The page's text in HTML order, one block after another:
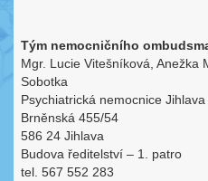
Tým nemocničního
Mgr. Lucie Vitešníková, Anežka
Sobotka
Psychiatrická nemocnice Jihlava
Brněnská 455/54
586 24 Jihlava
Budova ředitelství – 1. patro
tel. 567 552 283